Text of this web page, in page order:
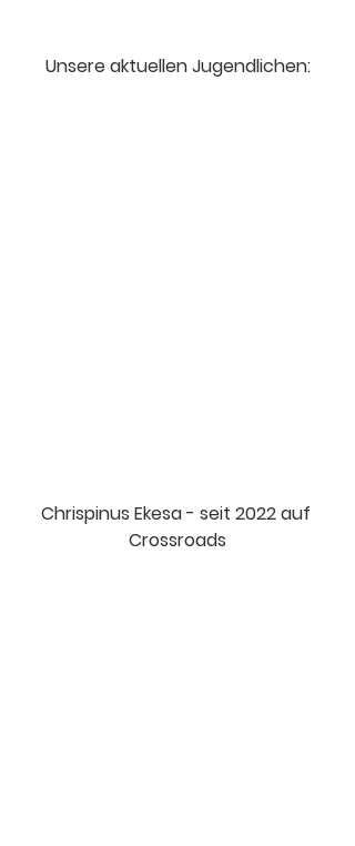
Unsere aktuellen Jugendlichen:
Chrispinus Ekesa - seit 2022 auf
Crossroads